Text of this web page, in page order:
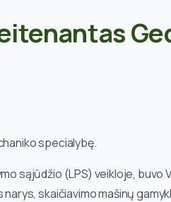
specialybę.
sąjūdžio (LPS) veikloje, buvo
skaičiavimo mašinų